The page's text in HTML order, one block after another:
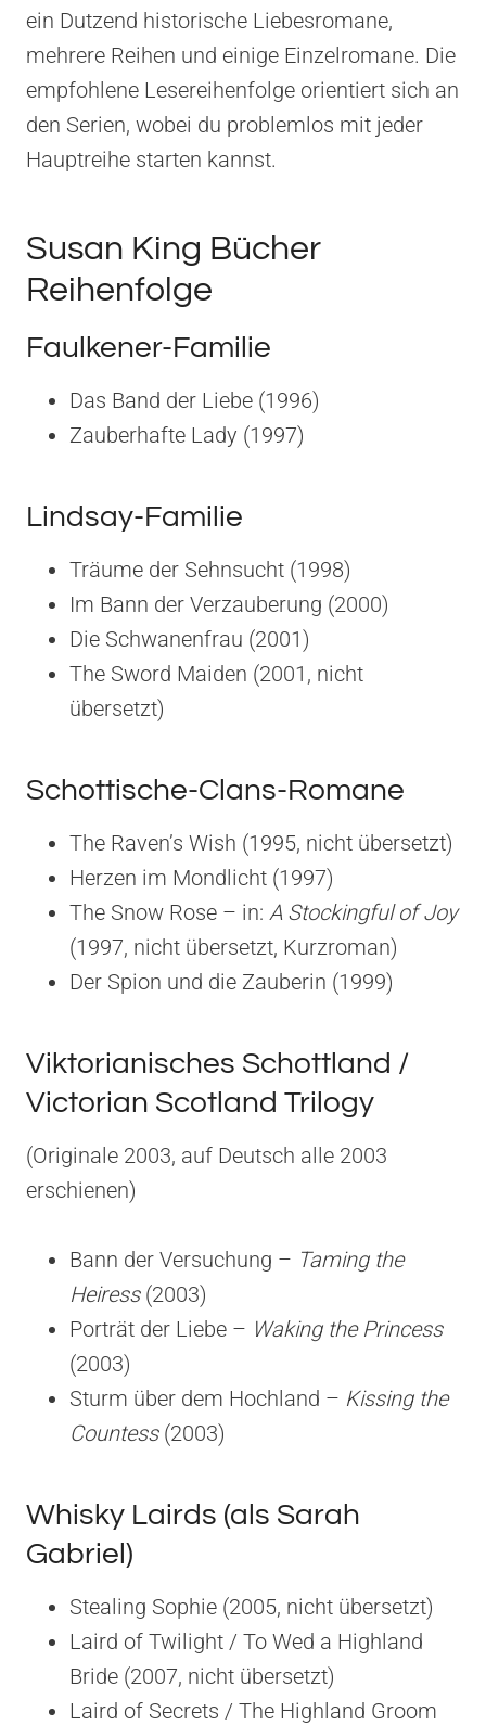
ein Dutzend historische Liebesromane,
mehrere Reihen und einige Einzelromane. Die
empfohlene Lesereihenfolge orientiert sich an
den Serien, wobei du problemlos mit jeder
Hauptreihe starten kannst.
Susan King Bücher
Reihenfolge
Faulkener-Familie
Das Band der Liebe (1996)
Zauberhafte Lady (1997)
Lindsay-Familie
Träume der Sehnsucht (1998)
Im Bann der Verzauberung (2000)
Die Schwanenfrau (2001)
The Sword Maiden (2001, nicht
übersetzt)
Schottische-Clans-Romane
The Raven’s Wish (1995, nicht übersetzt)
Herzen im Mondlicht (1997)
The Snow Rose – in: A Stockingful of Joy
(1997, nicht übersetzt, Kurzroman)
Der Spion und die Zauberin (1999)
Viktorianisches Schottland /
Victorian Scotland Trilogy
(Originale 2003, auf Deutsch alle 2003
erschienen)
Bann der Versuchung – Taming the
Heiress(2003)
Porträt der Liebe – Waking the Princess
(2003)
Sturm über dem Hochland – Kissing the
Countess(2003)
Whisky Lairds (als Sarah
Gabriel)
Stealing Sophie (2005, nicht übersetzt)
Laird of Twilight / To Wed a Highland
Bride (2007, nicht übersetzt)
Laird of Secrets / The Highland Groom